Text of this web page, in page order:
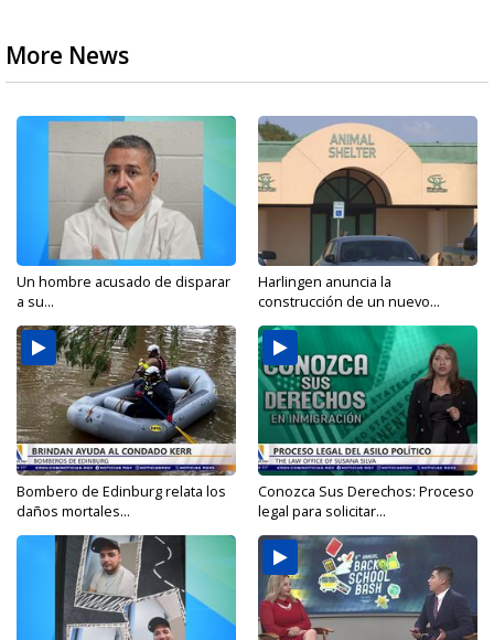
More News
Un hombre acusado de disparar
a su...
Harlingen anuncia la
construcción de un nuevo...
Bombero de Edinburg relata los
daños mortales...
Conozca Sus Derechos: Proceso
legal para solicitar...